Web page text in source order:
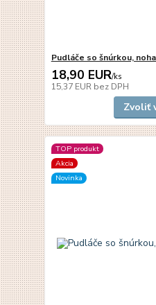
Pudláče so šnúrkou,
18,90 EUR/ks
15,37 EUR bez DPH
Zvoliť
TOP produkt
Akcia
Novinka